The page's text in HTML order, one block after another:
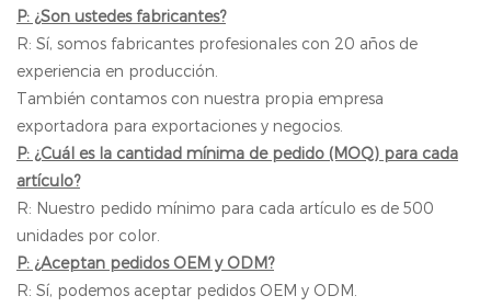
P: ¿Son ustedes fabricantes?
R: Sí, somos fabricantes profesionales con 20 años de
experiencia en producción.
También contamos con nuestra propia empresa
exportadora para exportaciones y negocios.
P: ¿Cuál es la cantidad mínima de pedido (MOQ) para cada
artículo?
R: Nuestro pedido mínimo para cada artículo es de 500
unidades por color.
P: ¿Aceptan pedidos OEM y ODM?
R: Sí, podemos aceptar pedidos OEM y ODM.